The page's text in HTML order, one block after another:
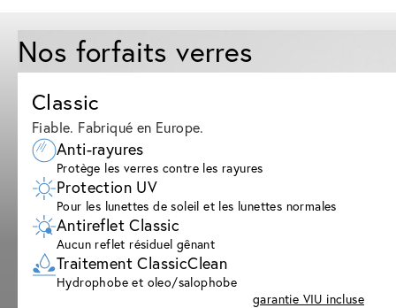
Nos forfaits verres
Classic
Fiable. Fabriqué en Europe.
Anti-rayures
Protège les verres contre les rayures
Protection UV
Pour les lunettes de soleil et les lunettes normales
Antireflet Classic
Aucun reflet résiduel gênant
Traitement ClassicClean
Hydrophobe et oleo/salophobe
garantie VIU incluse